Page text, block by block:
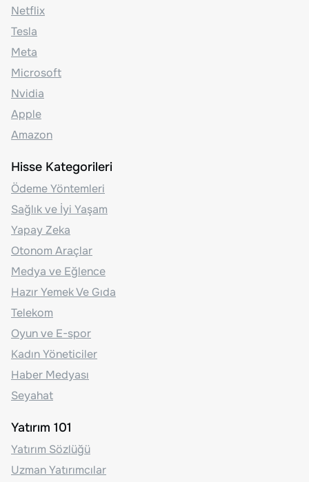
Netflix
Tesla
Meta
Microsoft
Nvidia
Apple
Amazon
Hisse Kategorileri
Ödeme Yöntemleri
Sağlık ve İyi Yaşam
Yapay Zeka
Otonom Araçlar
Medya ve Eğlence
Hazır Yemek Ve Gıda
Telekom
Oyun ve E-spor
Kadın Yöneticiler
Haber Medyası
Seyahat
Yatırım 101
Yatırım Sözlüğü
Uzman Yatırımcılar